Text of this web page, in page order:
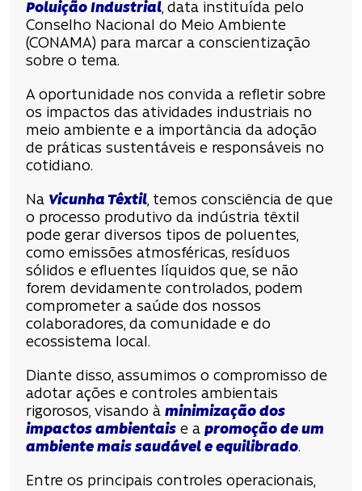
Poluição Industrial, data instituída pelo
Conselho Nacional do Meio Ambiente
(CONAMA) para marcar a conscientização
sobre o tema.
A oportunidade nos convida a refletir sobre
os impactos das atividades industriais no
meio ambiente e a importância da adoção
de práticas sustentáveis e responsáveis no
cotidiano.
Na Vicunha Têxtil, temos consciência de que
o processo produtivo da indústria têxtil
pode gerar diversos tipos de poluentes,
como emissões atmosféricas, resíduos
sólidos e efluentes líquidos que, se não
forem devidamente controlados, podem
comprometer a saúde dos nossos
colaboradores, da comunidade e do
ecossistema local.
Diante disso, assumimos o compromisso de
adotar ações e controles ambientais
rigorosos, visando à minimização dos
impactos ambientais e a promoção de um
ambiente mais saudável e equilibrado.
Entre os principais controles operacionais,